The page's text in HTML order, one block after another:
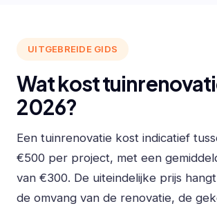
UITGEBREIDE GIDS
Wat kost
2026?
Een tuinrenovatie kost indicatief
€500 per project, met een
van €300. De uiteindelijke prijs
de omvang van de renovatie, de